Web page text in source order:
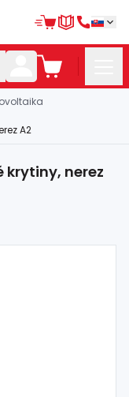
A2
krytiny, nerez